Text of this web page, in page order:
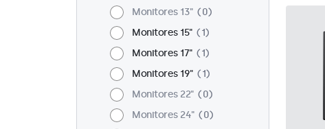
Monitores 13"
0
Monitores 15"
1
Monitores 17"
1
Monitores 19"
1
Monitores 22"
0
Monitores 24"
0